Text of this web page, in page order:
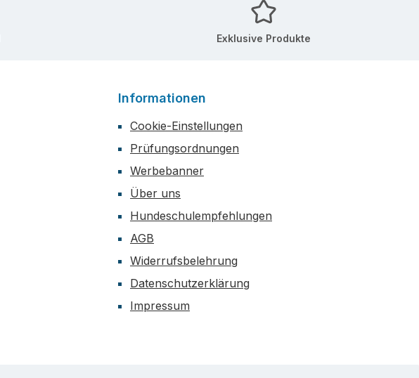
Exklusive Produkte
Informationen
Cookie-Einstellungen
Prüfungsordnungen
Werbebanner
Über uns
Hundeschulempfehlungen
AGB
Widerrufsbelehrung
Datenschutzerklärung
Impressum